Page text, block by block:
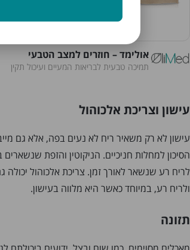
אולימד – חוזרים למצב הטבעי
תמיכה טבעית לבריאות המעיים ועיכול תקין
עישון וצריכת אלכוהול
עישון לא רק משאיר ריח לא נעים בפה, אלא גם
הסיכון למחלות חניכיים. הניקוטין והזפת שנשארים
לריח רע שנשאר לאורך זמן. צריכת אלכוהול יכולה
ולריח רע, במיוחד כאשר היא מלווה בעישון.
תזונה